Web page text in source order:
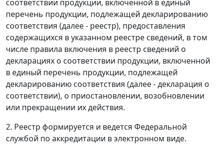
соответствии продукции, включенной в единый
перечень продукции, подлежащей декларированию
соответствия (далее - реестр), предоставления
содержащихся в указанном реестре сведений, в том
числе правила включения в реестр сведений о
декларациях о соответствии продукции, включенной
в единый перечень продукции, подлежащей
декларированию соответствия (далее - декларация о
соответствии), о приостановлении, возобновлении
или прекращении их действия.
2. Реестр формируется и ведется Федеральной
службой по аккредитации в электронном виде.